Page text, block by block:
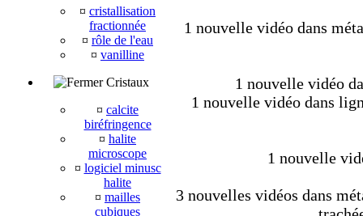
¤ cristallisation
fractionnée
¤ rôle de l'eau
¤ vanilline
Cristaux
¤ calcite
biréfringence
¤ halite
microscope
¤ logiciel minusc
halite
¤ mailles
cubiques
1 nouvelle vidéo dans
1 nouvelle vidéo
1 nouvelle vidéo dans
1 nouvelle
3 nouvelles vidéos dans